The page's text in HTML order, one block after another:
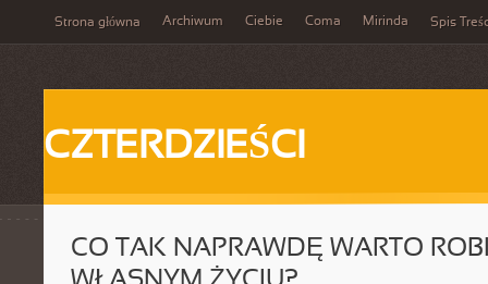
Strona główna Archiwum Ciebie Coma Mirinda Spis
CZTERDZIEŚCI
CO TAK NAPRAWDĘ WARTO